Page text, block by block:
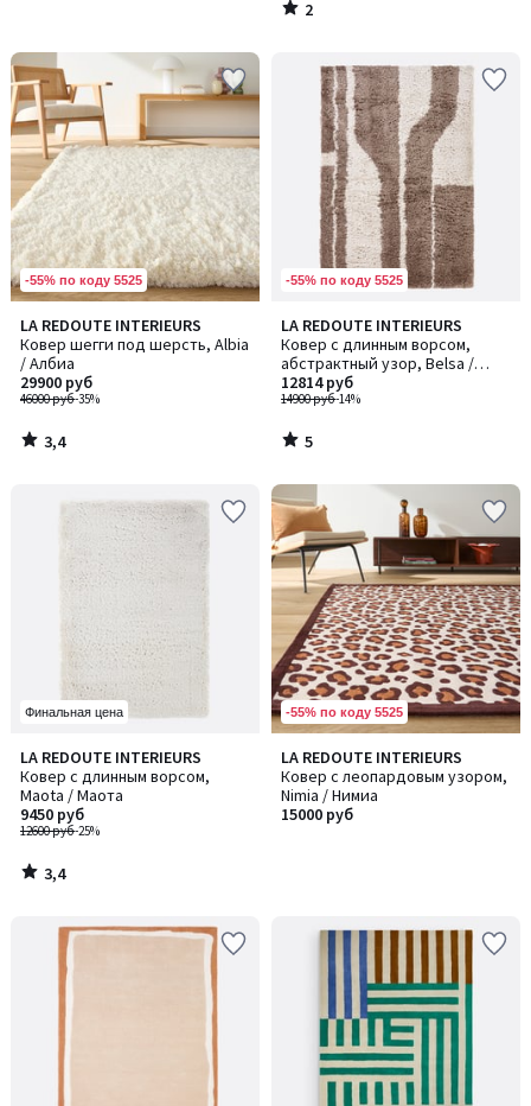
2
/
-55% по коду 5525
LA REDOUTE INTERIEURS
Ковер шегги под шерсть, Albia
/ Албиа
46000 руб-35%
29900 руб
3,4
/ 5
3,4
/
-55% по коду 5525
LA REDOUTE INTERIEURS
Ковер с длинным ворсом,
абстрактный узор, Belsa /
Белса
14900 руб-14%
12814 руб
5
/
5
5
/
Финальная цена
LA REDOUTE INTERIEURS
Ковер с длинным ворсом,
Maota / Маота
12600 руб-25%
9450 руб
3,4
/ 5
3,4
/
-55% по коду 5525
LA REDOUTE INTERIEURS
Ковер с леопардовым узором,
Nimia / Нимиа
15000 руб